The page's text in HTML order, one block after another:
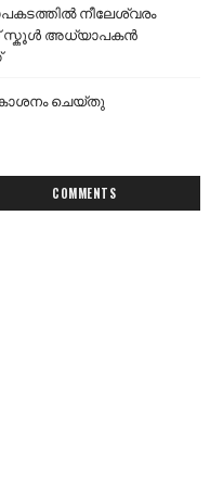
നീലേശ്വരം
സ്കൂൾ അധ്യാപകൻ
ചെയ്തു
COMMENTS